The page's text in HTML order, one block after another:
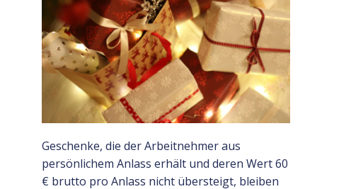
Geschenke, die der Arbeitnehmer aus
persönlichem Anlass erhält und deren Wert 60
€ brutto pro Anlass nicht übersteigt, bleiben